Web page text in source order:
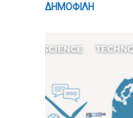
ΔΗΜΟΦΙΛΗ